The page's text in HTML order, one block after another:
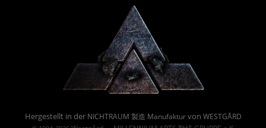
Hergestellt in der NICHTRAUM 製造 Manufakturvon WESTGÅRD
Powered By :